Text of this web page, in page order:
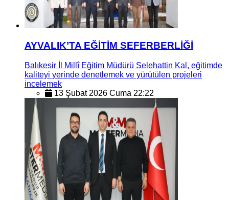
AYVALIK’TA EĞİTİM SEFERBERLİĞİ
Balıkesir İl Millî Eğitim Müdürü Selehattin Kal, eğitimde
kaliteyi yerinde denetlemek ve yürütülen projeleri
incelemek
13 Şubat 2026 Cuma 22:22